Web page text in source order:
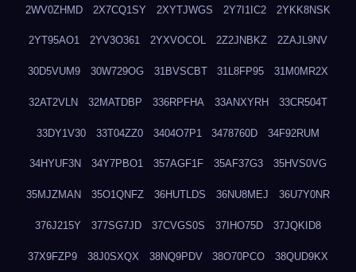
2WV0ZHMD 2X7CQ1SY 2XYTJWGS 2Y7I1IC2 2YKK8NSK
2YT95AO1 2YV3O361 2YXVOCOL 2Z2JNBKZ 2ZAJL9NV
30D5VUM9 30W729OG 31BVSCBT 31L8FP95 31M0MR2X
32AT2VLN 32MATDBP 336RPFHA 33ANXYRH 33CR504T
33DY1V30 33T04ZZ0 3404O7P1 3478760D 34F92RUM
34HYUF3N 34Y7PBO1 357AGF1F 35AF37G3 35HVS0VG
35MJZMAN 35O1QNFZ 36HUTLDS 36NU8MEJ 36U7Y0NR
376J215Y 377SG7JD 37CVGS0S 37IHO75D 37JQKID8
37X9FZP9 38J0SXQX 38NQ9PDV 38O70PCO 38QUD9KX